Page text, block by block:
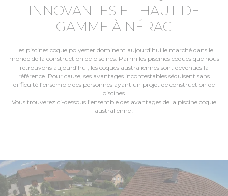
INNOVANTES ET HAUT DE
GAMME À NÉRAC
Les piscines coque polyester dominent aujourd’hui le marché dans le
monde de la construction de piscines. Parmi les piscines coques que nous
retrouvons aujourd’hui, les coques australiennes sont devenues la
référence. Pour cause, ses avantages incontestables séduisent sans
difficulté l’ensemble des personnes ayant un projet de construction de
piscines.
Vous trouverez ci-dessous l’ensemble des avantages de la piscine coque
australienne :